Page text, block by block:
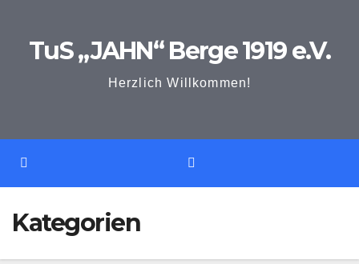
springenTuS „JAHN“ Berge 1919 e.V.
Herzlich Willkommen!
Kategorien